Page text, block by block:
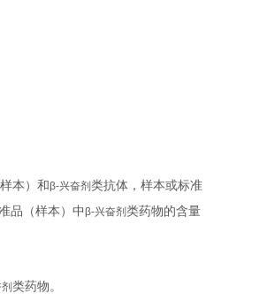
本）和β-兴奋剂 类抗体，样本或标准
品（样本）中β-兴奋剂 类药物的含量
类药物。